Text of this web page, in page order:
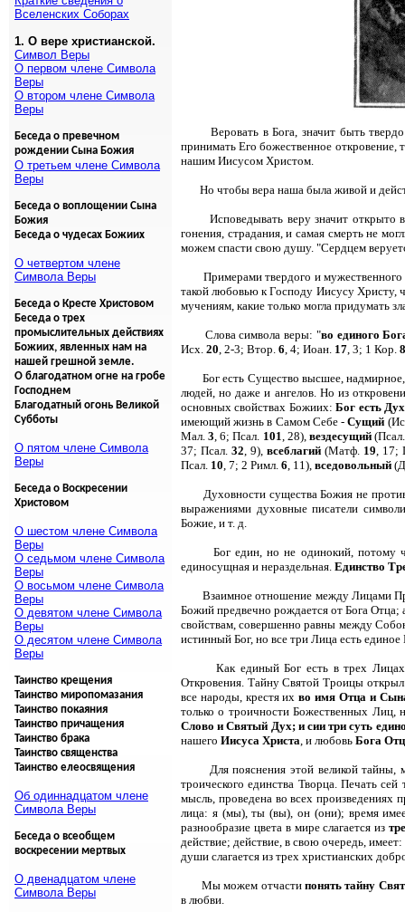
Веровать в Бога, значит быть
принимать Его божественное
нашим Иисусом Христом.
Но чтобы вера наша была живой и
Исповедывать веру значит
гонения, страдания, и самая смерть не
можем спасти свою душу. "Сердцем
Примерами твердого и
такой любовью к Господу Иисусу Христу,
мучениям, какие только могла придумать
Слова символа веры: "во единого
Исх. 20, 2-3; Втор. 6, 4; Иоан. 17, 3; 1 Кор. 8
Бог есть Существо высшее,
людей, но даже и ангелов. Но из
основных свойствах Божиих:Бог есть Дух
имеющий жизнь в Самом Себе -Сущий
Мал.3, 6; Псал. 101, 28), вездесущий
37; Псал. 32, 9), всеблагий(Матф. 19, 17;
Псал. 10, 7; 2 Римл. 6, 11), вседовольный
Духовности существа Божия не
выражениями духовные писатели
Божие, и т. д.
Бог един, но не одинокий, потому
единосущная и нераздельная. Единство
Взаимное отношение между Лицами
Божий предвечно рождается от Бога
свойствам, совершенно равны между
истинный Бог, но все три Лица есть
Как единый Бог есть в трех
Откровения. Тайну Святой Троицы
все народы, крестя ихво имя Отца и
только о троичности Божественных
Слово и Святый Дух; и сии три суть
нашего Иисуса Христа, и любовь Бога
Для пояснения этой великой
троического единства Творца. Печать
мысль, проведена во всех произведениях
лица: я (мы), ты (вы), он (они); время
разнообразие цвета в мире слагается из
действие; действие, в свою очередь,
души слагается из трех христианских
Мы можем отчастипонять тайну
в любви.
Вселенских Соборах
1. О вере христианской.
Символ Веры
О первом члене Символа
Веры
О втором члене Символа
Веры
Беседа о превечном
рождении Сына Божия
О третьем члене Символа
Веры
Беседа о воплощении Сына
Божия
Беседа о чудесах Божиих
О четвертом члене
Символа Веры
Беседа о Кресте Христовом
Беседа о трех
промыслительных действиях
Божиих, явленных нам на
нашей грешной земле.
О благодатном огне на гробе
Господнем
Благодатный огонь Великой
Субботы
О пятом члене Символа
Веры
Беседа о Воскресении
Христовом
О шестом члене Символа
Веры
О седьмом члене Символа
Веры
О восьмом члене Символа
Веры
О девятом члене Символа
Веры
О десятом члене Символа
Веры
Таинство крещения
Таинство миропомазания
Таинство покаяния
Таинство причащения
Таинство брака
Таинство священства
Таинство елеосвящения
Об одиннадцатом члене
Символа Веры
Беседа о всеобщем
воскресении мертвых
О двенадцатом члене
Символа Веры